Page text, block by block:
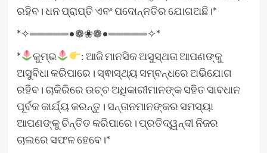
ରହିବ। ଧନ ପ୍ରାପ୍ତି ଏବଂ ପଦୋନ୍ନତିର ଯୋଗଅଛି।*
*✧═════•❁❀❁•═════✧*
*
କୁମ୍ଭ
: ଆଜି ମାନସିକ ଅସୁସ୍ଥତା ଆପଣଙ୍କୁ
ଅସୁବିଧା କରିପାରେ। ସ୍ଵାସ୍ଥ୍ୟ ସମ୍ବନ୍ଧରେ ଅଭିଯୋଗ
ରହିବ। ଚାକିରିରେ ଉଚ୍ଚ ଅଧିକାରୀମାନଙ୍କ ସହିତ ସାବଧାନ
ପୂର୍ବକ କାର୍ଯ୍ୟ କରନ୍ତୁ। ସନ୍ତାନମାନଙ୍କର ସମସ୍ୟା
ଆପଣଙ୍କୁ ଚିନ୍ତିତ କରିପାରେ। ପ୍ରତିଦ୍ୱନ୍ଦୀ ନିଜର
ଚାଲରେ ସଫଳ ହେବେ।*